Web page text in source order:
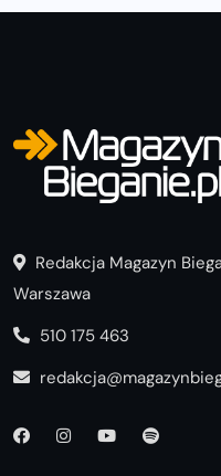
Redakcja Magazyn
Warszawa
510 175 463